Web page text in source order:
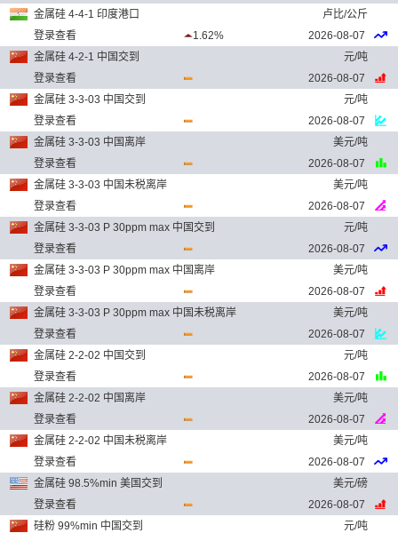
金属硅 4-4-1 印度港口
卢比/公斤
登录查看
1.62%
2026-08-07
金属硅 4-2-1 中国交到
元/吨
登录查看
2026-08-07
金属硅 3-3-03 中国交到
元/吨
登录查看
2026-08-07
金属硅 3-3-03 中国离岸
美元/吨
登录查看
2026-08-07
金属硅 3-3-03 中国未税离岸
美元/吨
登录查看
2026-08-07
金属硅 3-3-03 P 30ppm max 中国交到
元/吨
登录查看
2026-08-07
金属硅 3-3-03 P 30ppm max 中国离岸
美元/吨
登录查看
2026-08-07
金属硅 3-3-03 P 30ppm max 中国未税离岸
美元/吨
登录查看
2026-08-07
金属硅 2-2-02 中国交到
元/吨
登录查看
2026-08-07
金属硅 2-2-02 中国离岸
美元/吨
登录查看
2026-08-07
金属硅 2-2-02 中国未税离岸
美元/吨
登录查看
2026-08-07
金属硅 98.5%min 美国交到
美元/磅
登录查看
2026-08-07
硅粉 99%min 中国交到
元/吨